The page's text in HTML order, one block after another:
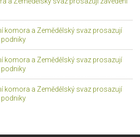
komora a Zemědělský svaz prosazují
podniky
komora a Zemědělský svaz prosazují
podniky
komora a Zemědělský svaz prosazují
podniky